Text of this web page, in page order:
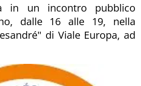
in un incontro pubblico
dalle 16 alle 19, nella
di Viale Europa, ad